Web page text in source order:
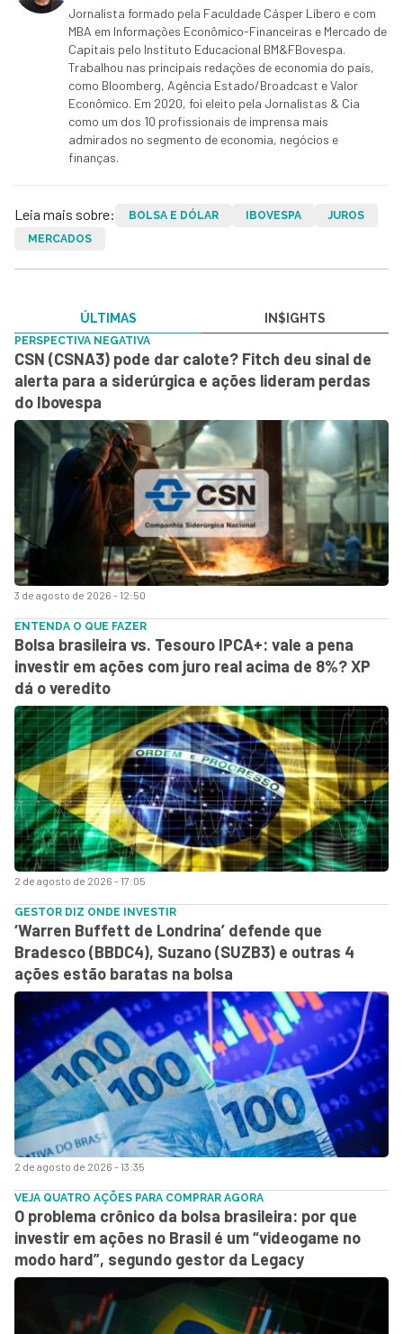
Jornalista formado pela Faculdade Cásper Líbero e com
MBA em Informações Econômico-Financeiras e Mercado de
Capitais pelo Instituto Educacional BM&FBovespa.
Trabalhou nas principais redações de economia do país,
como Bloomberg, Agência Estado/Broadcast e Valor
Econômico. Em 2020, foi eleito pela Jornalistas & Cia
como um dos 10 profissionais de imprensa mais
admirados no segmento de economia, negócios e
finanças.
Leia mais sobre: BOLSA E DÓLAR IBOVESPA
JUROS
MERCADOS
ÚLTIMAS IN$IGHTS
3 de agosto de 2026 - 12:50
PERSPECTIVA NEGATIVA
CSN (CSNA3) pode dar calote? Fitch deu sinal de
alerta para a siderúrgica e ações lideram perdas
do Ibovespa
2 de agosto de 2026 - 17:05
ENTENDA O QUE FAZER
Bolsa brasileira vs. Tesouro IPCA+: vale a pena
investir em ações com juro real acima de 8%? XP
dá o veredito
2 de agosto de 2026 - 13:35
GESTOR DIZ ONDE INVESTIR
‘Warren Buffett de Londrina’ defende que
Bradesco (BBDC4), Suzano (SUZB3) e outras 4
ações estão baratas na bolsa
VEJA QUATRO AÇÕES PARA COMPRAR AGORA
O problema crônico da bolsa brasileira: por que
investir em ações no Brasil é um “videogame no
modo hard”, segundo gestor da Legacy